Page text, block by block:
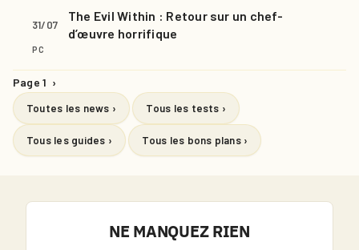
31/07
The Evil Within : Retour sur un chef-
d’œuvre horrifique
PC
Page 1 ›
Toutes les news › Tous les tests ›
Tous les guides › Tous les bons plans ›
NE MANQUEZ RIEN